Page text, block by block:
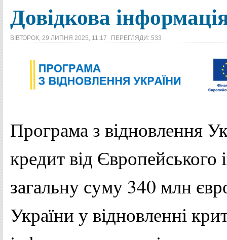
Довідкова
ВІВТОРОК, 29 ЛИПНЯ 2025, 11:17 ПЕРЕГЛЯДИ: 533
Програма з відновлення
кредит від Європейського
загальну суму 340 млн
України у відновленні